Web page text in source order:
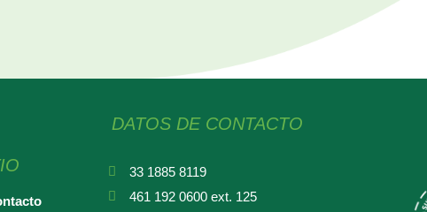
DATOS DE CONTACTO
33 1885 8119
461 192 0600 ext. 125